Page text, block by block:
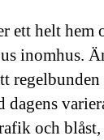
ett helt hem
inomhus.
dagens
och